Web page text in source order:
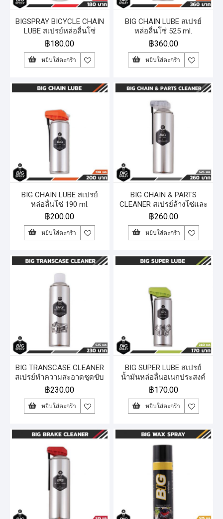
BIGSPRAY BICYCLE CHAIN
LUBE สเปรย์หล่อลื่นโซ่
จักรยาน 150 ml.
฿180.00
หยิบใส่ตะกร้า
BIG CHAIN LUBE สเปรย์
หล่อลื่นโซ่ 525 ml.
฿360.00
หยิบใส่ตะกร้า
BIG CHAIN LUBE สเปรย์
หล่อลื่นโซ่ 190 ml.
฿200.00
หยิบใส่ตะกร้า
BIG CHAIN & PARTS
CLEANER สเปรย์ล้างโซ่และ
ชิ้นส่วน 525 ml.
฿260.00
หยิบใส่ตะกร้า
BIG TRANSCASE CLEANER
สเปรย์ทำความสะอาดชุดขับ
เคลื่อนสายพาน มูเล่ 525 ml.
฿230.00
หยิบใส่ตะกร้า
BIG SUPER LUBE สเปรย์
น้ำมันหล่อลื่นอเนกประสงค์
240 ml.
฿170.00
หยิบใส่ตะกร้า